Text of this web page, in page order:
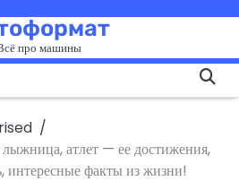
про машины
атлет — ее достижения,
интересные факты из жизни!